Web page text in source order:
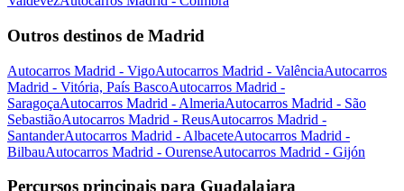
Outros destinos de Madrid
Autocarros Madrid - VigoAutocarros Madrid - ValênciaAutocarros
Madrid - Vitória, País BascoAutocarros Madrid -
SaragoçaAutocarros Madrid - AlmeriaAutocarros Madrid - São
SebastiãoAutocarros Madrid - ReusAutocarros Madrid -
SantanderAutocarros Madrid - AlbaceteAutocarros Madrid -
BilbauAutocarros Madrid - OurenseAutocarros Madrid - Gijón
Percursos principais para Guadalajara